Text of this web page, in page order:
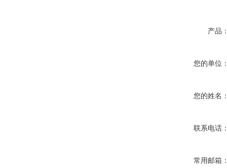
产品
您的单位
您的姓名
联系电话
常用邮箱